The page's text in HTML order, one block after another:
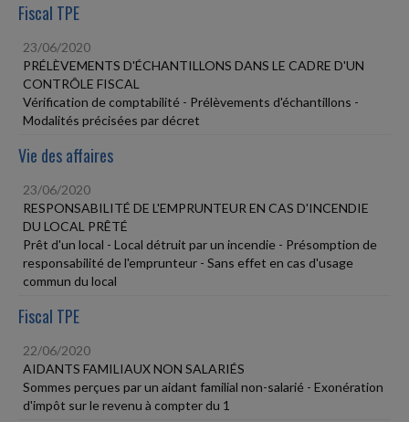
Fiscal TPE
23/06/2020
PRÉLÈVEMENTS D'ÉCHANTILLONS DANS LE CADRE D'UN
CONTRÔLE FISCAL
Vérification de comptabilité - Prélèvements d'échantillons -
Modalités précisées par décret
Vie des affaires
23/06/2020
RESPONSABILITÉ DE L'EMPRUNTEUR EN CAS D'INCENDIE
DU LOCAL PRÊTÉ
Prêt d'un local - Local détruit par un incendie - Présomption de
responsabilité de l'emprunteur - Sans effet en cas d'usage
commun du local
Fiscal TPE
22/06/2020
AIDANTS FAMILIAUX NON SALARIÉS
Sommes perçues par un aidant familial non-salarié - Exonération
d'impôt sur le revenu à compter du 1